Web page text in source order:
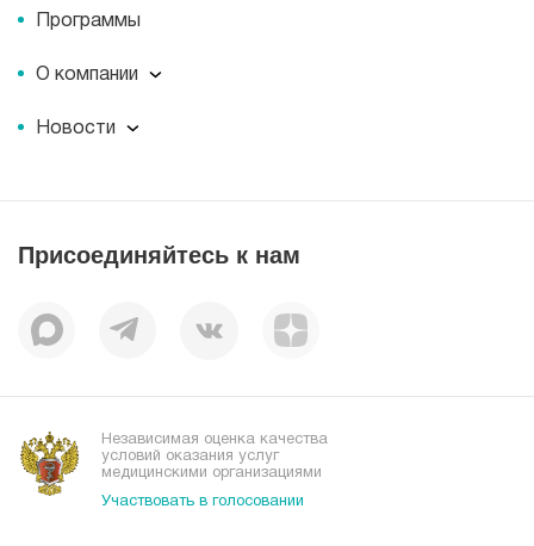
Программы
О компании
О компании
Пациентам
Миссия
Корпоративная социальная ответственность
Наши преимущества
Новости
Пресс-центр
Присоединяйтесь к нам
Независимая оценка качества
условий оказания услуг
медицинскими организациями
Участвовать в голосовании